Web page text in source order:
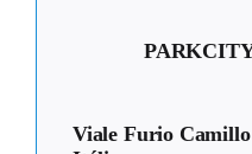
Viale Furio Camillo